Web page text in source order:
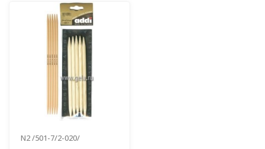
N2 /501-7/2-020/